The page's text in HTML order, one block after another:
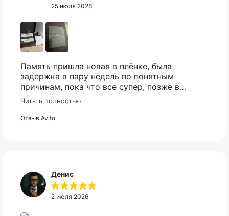
25 июля 2026
Память пришла новая в плёнке, была
задержка в пару недель по понятным
причинам, пока что все супер, позже в
сборке проверю и отзыв дополню
Читать полностью
Отзыв Avito
Денис
2 июля 2026